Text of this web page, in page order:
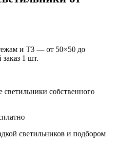
и ТЗ — от 50×50 до
1 шт.
собственного
светильников и подбором